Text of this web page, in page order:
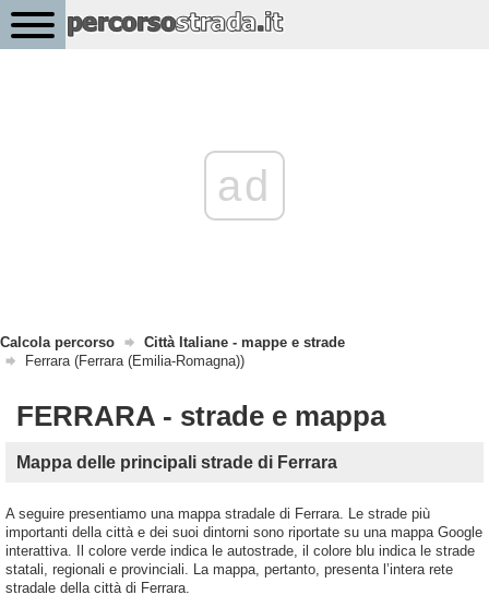
ad
Calcola percorso
Città Italiane - mappe e strade
Ferrara (Ferrara (Emilia-Romagna))
FERRARA - strade e mappa
Mappa delle principali strade di Ferrara
A seguire presentiamo una mappa stradale di Ferrara. Le strade più
importanti della città e dei suoi dintorni sono riportate su una mappa Google
interattiva. Il colore verde indica le autostrade, il colore blu indica le strade
statali, regionali e provinciali. La mappa, pertanto, presenta l’intera rete
stradale della città di Ferrara.